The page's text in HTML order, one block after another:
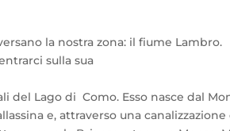
la nostra zona: il fiume Lambro.
sulla sua
Lago di Como. Esso nasce dal
e, attraverso una